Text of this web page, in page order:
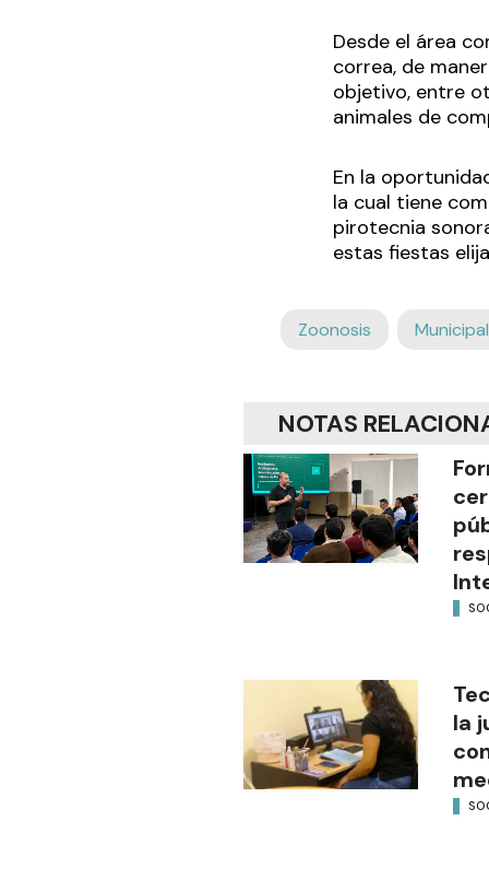
Desde el área
correa, de
objetivo, entre
animales de
En la
la cual tiene
pirotecnia
estas fiestas
Zoonosis
NOTAS
la